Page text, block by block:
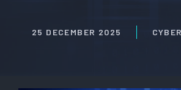
25 DECEMBER 2025